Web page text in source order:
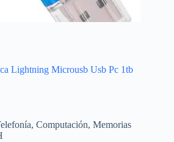
Lightning Microusb Usb Pc 1tb
, Computación, Memorias